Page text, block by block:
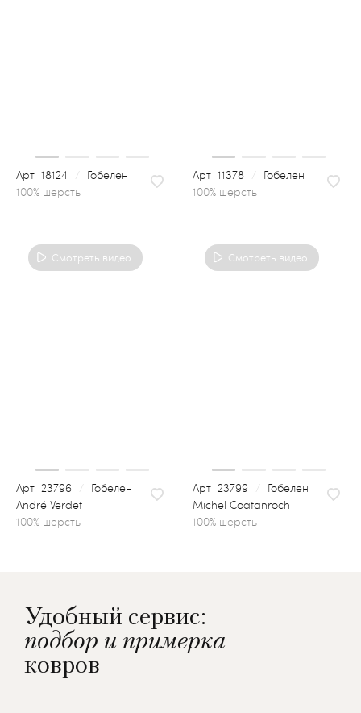
18124 Гобелен 11378
Гобелен
100% шерсть
Смотреть видео
23796
Гобелен
André Verdet
Смотреть видео
23799
Гобелен
Michel Coatanroch
100% шерсть
Удобный сервис:
подбор и примерка
ковров